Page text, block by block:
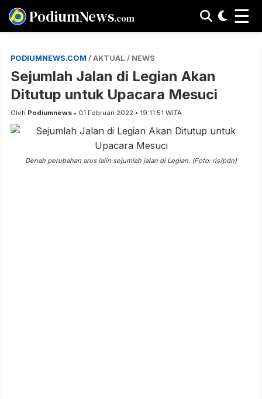
PodiumNews.com ☰
PODIUMNEWS.COM / AKTUAL / NEWS
Sejumlah Jalan di Legian Akan
Ditutup untuk Upacara Mesuci
Oleh Podiumnews • 01 Februari 2022 • 19:11:51 WITA
Denah perubahan arus lalin sejumlah jalan di Legian. (Foto: ris/pdn)